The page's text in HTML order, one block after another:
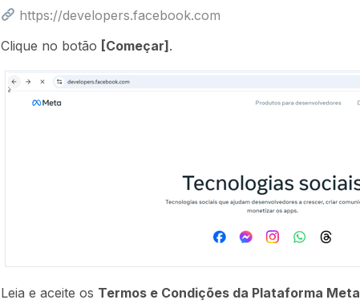
https://developers.facebook.com
Clique no botão [Começar].
Leia e aceite os Termos e Condições da Plataforma Meta